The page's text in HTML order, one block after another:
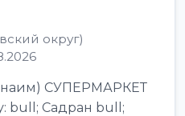
округ)
СУПЕРМАРКЕТ
bull; Садран bull;